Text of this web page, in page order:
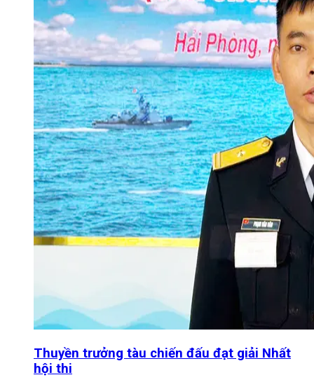
Thuyền trưởng tàu chiến đấu đạt giải Nhất
hội thi